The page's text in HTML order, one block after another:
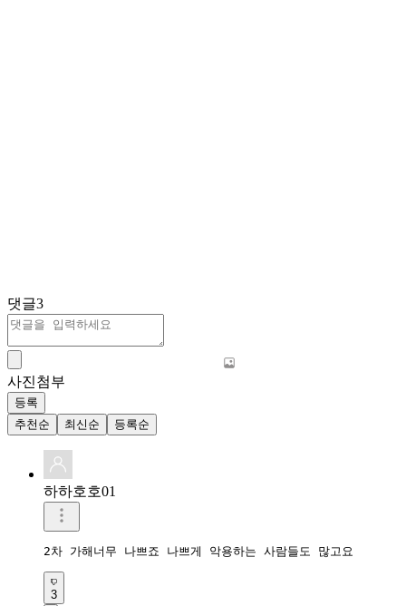
댓글3
사진첨부
등록
추천순
최신순 등록순
하하호호01
2차 가해너무 나쁘죠 나쁘게 악용하는 사람들도 많고요
3